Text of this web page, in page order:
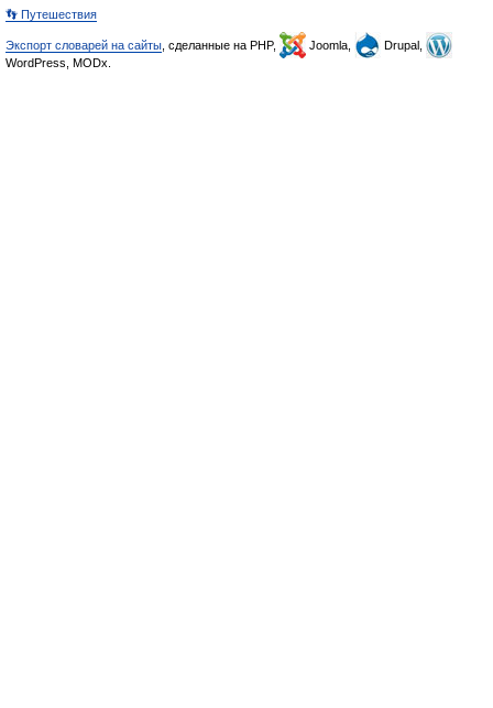
👣 Путешествия
Экспорт словарей на сайты , сделанные на PHP, Joomla,
Drupal,
WordPress, MODx.